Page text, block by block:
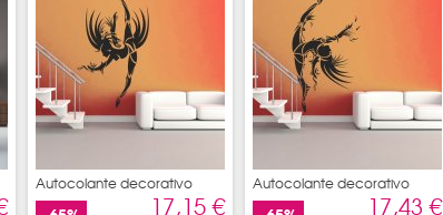
Autocolante decorativo
dancers 17,15 €
Autocolante decorativo
dancers 17,43 €